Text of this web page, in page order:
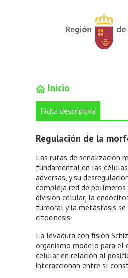
Inicio
Ficha descriptiva
Regulación de la
Las rutas de señalización
fundamental en las
adversas, y su
compleja red de polímeros
división celular, la
tumoral y la metástasis se
citocinesis.
La levadura con fisión
organismo modelo para el
celular en relación al
interaccionan entre sí